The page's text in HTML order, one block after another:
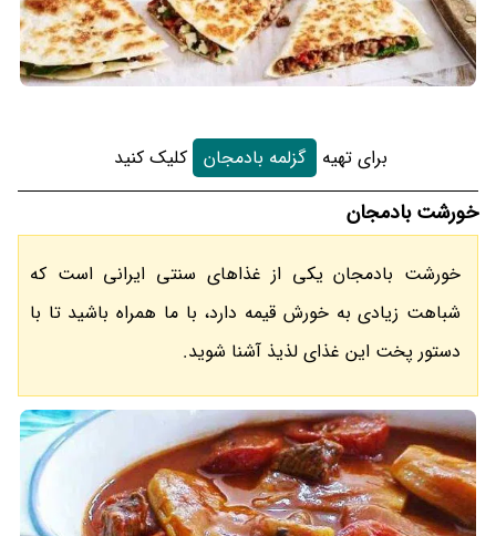
برای تهیه گزلمه بادمجان کلیک کنید
خورشت بادمجان
خورشت بادمجان یکی از غذاهای سنتی ایرانی است که
شباهت زیادی به خورش قیمه دارد، با ما همراه باشید تا با
دستور پخت این غذای لذیذ آشنا شوید.